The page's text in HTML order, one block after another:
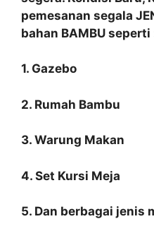
pemesanan segala
bahan BAMBU seperti
1. Gazebo
2. Rumah Bambu
3. Warung Makan
4. Set Kursi Meja
5. Dan berbagai jenis